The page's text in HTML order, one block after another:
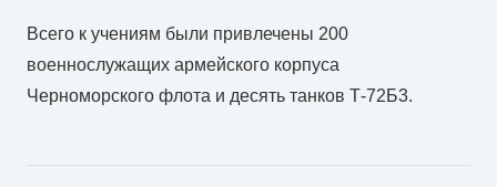
Всего к учениям были привлечены 200
военнослужащих армейского корпуса
Черноморского флота и десять танков Т-72Б3.